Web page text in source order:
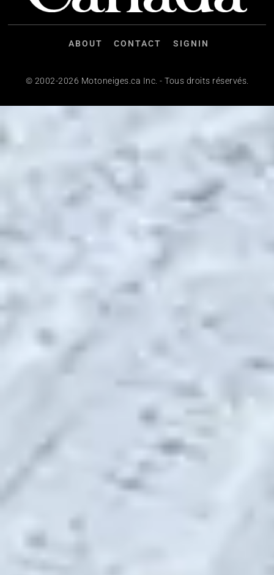
ABOUT CONTACT SIGNIN
© 2002-2026 Motoneiges.ca Inc. - Tous droits réservés.